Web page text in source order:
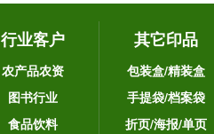
行业客户
农产品农资
图书行业
食品饮料
其它印品
包装盒/精装盒
手提袋/档案袋
折页/海报/单页